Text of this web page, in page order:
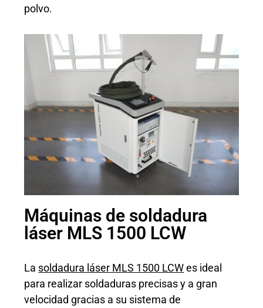
polvo.
Máquinas de soldadura
láser MLS 1500 LCW
La soldadura láser MLS 1500 LCWes ideal
para realizar soldaduras precisas y a gran
velocidad gracias a su sistema de